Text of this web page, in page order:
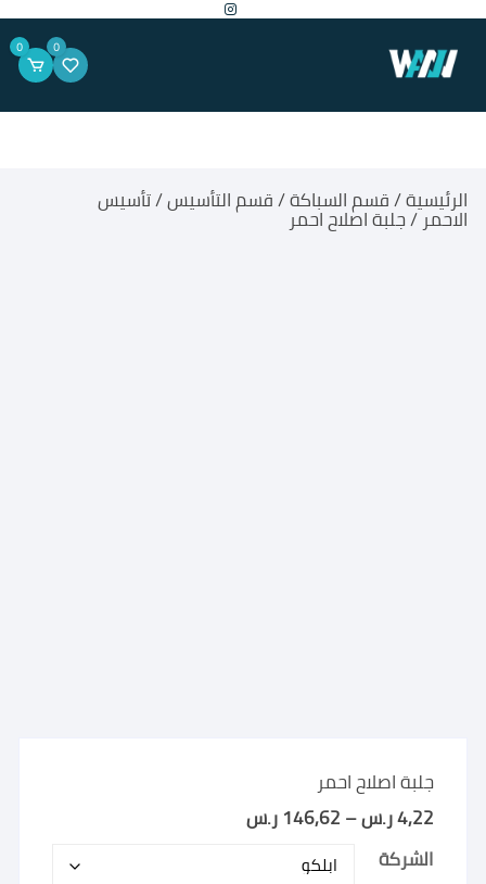
إلى
المحتوى 0
0
الرئيسية/قسم السباكة/قسم التأسيس/تأسيس
الاحمر/ جلبة اصلاح احمر
جلبة اصلاح احمر
4,22ر.س–
146,62ر.سنطاق
السعر:
الشركة